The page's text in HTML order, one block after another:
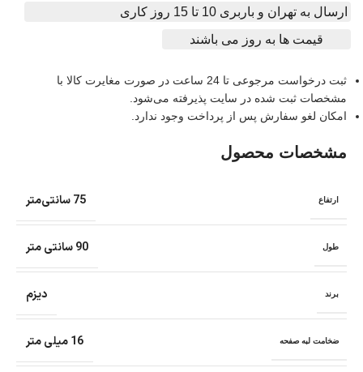
ارسال به تهران و باربری 10 تا 15 روز کاری
قیمت ها به روز می باشند
ثبت درخواست مرجوعی تا 24 ساعت در صورت مغایرت کالا با
مشخصات ثبت شده در سایت پذیرفته می‌شود.
امکان لغو سفارش پس از پرداخت وجود ندارد.
مشخصات محصول
ارتفاع 75 سانتی‌متر
طول 90 سانتی متر
برند دیزم
ضخامت لبه صفحه 16 میلی متر